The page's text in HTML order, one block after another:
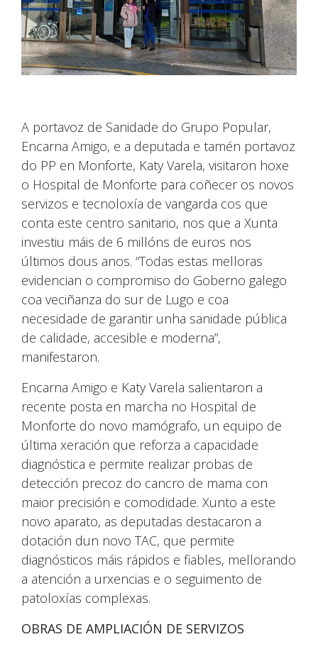
A portavoz de Sanidade do Grupo Popular,
Encarna Amigo, e a deputada e tamén portavoz
do PP en Monforte, Katy Varela, visitaron hoxe
o Hospital de Monforte para coñecer os novos
servizos e tecnoloxía de vangarda cos que
conta este centro sanitario, nos que a Xunta
investiu máis de 6 millóns de euros nos
últimos dous anos. “Todas estas melloras
evidencian o compromiso do Goberno galego
coa veciñanza do sur de Lugo e coa
necesidade de garantir unha sanidade pública
de calidade, accesible e moderna”,
manifestaron.
Encarna Amigo e Katy Varela salientaron a
recente posta en marcha no Hospital de
Monforte do novo mamógrafo, un equipo de
última xeración que reforza a capacidade
diagnóstica e permite realizar probas de
detección precoz do cancro de mama con
maior precisión e comodidade. Xunto a este
novo aparato, as deputadas destacaron a
dotación dun novo TAC, que permite
diagnósticos máis rápidos e fiables, mellorando
a atención a urxencias e o seguimento de
patoloxías complexas.
OBRAS DE AMPLIACIÓN DE SERVIZOS